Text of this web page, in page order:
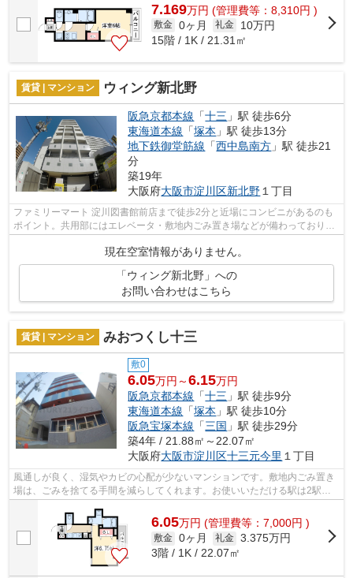
7.169万円 (管理費等：8,310円 )
敷金 0ヶ月 礼金
10万円
15階 / 1K / 21.31㎡
賃貸 | マンション ウィング新北野
阪急京都本線 「十三 」駅 徒歩6分
東海道本線 「塚本 」駅 徒歩13分
地下鉄御堂筋線 「西中島南方 」駅 徒歩21
分
築19年
大阪府大阪市淀川区新北野 １丁目
ファミリーマート 淀川図書館前店まで徒歩2分と近場にコンビニがあるのも
ポイント。共用部にはエレベータ・敷地内ごみ置き場などが備わっておりと
現在空室情報がありません。
「ウィング新北野」への
お問い合わせはこちら
賃貸 | マンション みおつくし十三
敷0
6.05万円～6.15万円
阪急京都本線 「十三 」駅 徒歩9分
東海道本線 「塚本 」駅 徒歩10分
阪急宝塚本線 「三国 」駅 徒歩29分
築4年 / 21.88㎡～22.07㎡
大阪府大阪市淀川区十三元今里 １丁目
風通しが良く、湿気やカビの心配が少ないマンションです。敷地内ごみ置き
場は、ごみを捨てる手間を減らしてくれます。お使いいただける駅は2駅あ
り、行き先に応じて使い分けができます...
6.05万円 (管理費等：7,000円 )
敷金 0ヶ月 礼金 3.375万円
3階 / 1K / 22.07㎡